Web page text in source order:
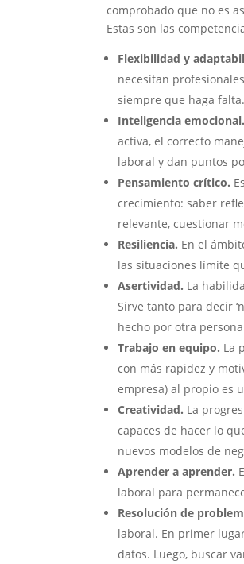
comprobado que no es
Estas son las
Flexibilidad y
necesitan
siempre que haga falta.
Inteligencia emocional.
activa, el correcto
laboral y dan puntos
Pensamiento crítico.
crecimiento: saber
relevante, cuestionar
Resiliencia. En el
las situaciones límite
Asertividad. La
Sirve tanto para decir
hecho por otra
Trabajo en equipo. La
con más rapidez y
empresa) al propio es
Creatividad. La
capaces de hacer lo
nuevos modelos de
Aprender a aprender.
laboral para
Resolución de
laboral. En primer
datos. Luego, buscar